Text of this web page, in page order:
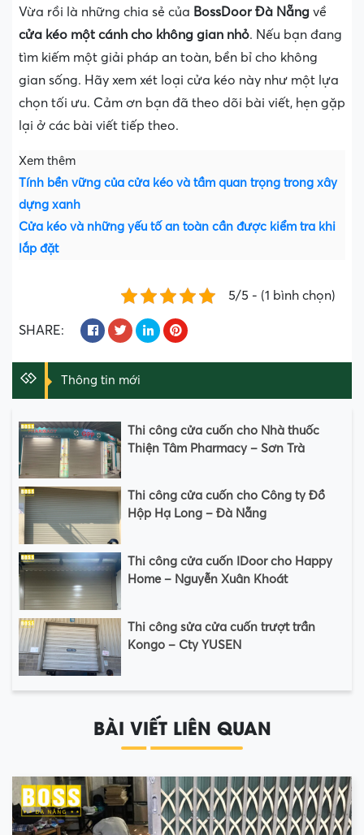
Vừa rồi là những chia sẻ của BossDoor Đà Nẵng về
cửa kéo một cánh cho không gian nhỏ. Nếu bạn đang
tìm kiếm một giải pháp an toàn, bền bỉ cho không
gian sống. Hãy xem xét loại cửa kéo này như một lựa
chọn tối ưu. Cảm ơn bạn đã theo dõi bài viết, hẹn gặp
lại ở các bài viết tiếp theo.
Xem thêm
Tính bền vững của cửa kéo và tầm quan trọng trong xây
dựng xanh
Cửa kéo và những yếu tố an toàn cần được kiểm tra khi
lắp đặt
5/5 - (1 bình chọn)
SHARE:
Thông tin mới
Thi công cửa cuốn cho Nhà thuốc
Thiện Tâm Pharmacy – Sơn Trà
Thi công cửa cuốn cho Công ty Đồ
Hộp Hạ Long – Đà Nẵng
Thi công cửa cuốn IDoor cho Happy
Home – Nguyễn Xuân Khoát
Thi công sửa cửa cuốn trượt trần
Kongo – Cty YUSEN
BÀI VIẾT LIÊN QUAN